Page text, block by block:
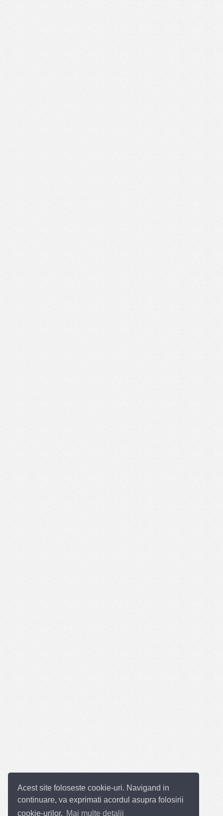
Acest site foloseste cookie-uri. Navigand in
continuare, va exprimati acordul asupra folosirii
cookie-urilor. Mai multe detalii